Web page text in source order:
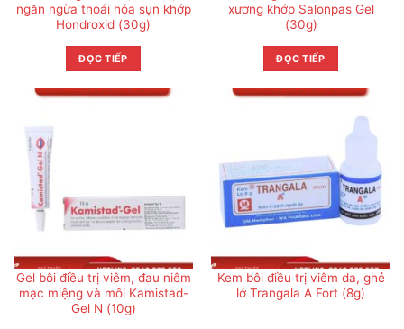
ngăn ngừa thoái hóa sụn khớp
Hondroxid (30g)
ĐỌC TIẾP
xương khớp Salonpas Gel
(30g)
ĐỌC TIẾP
Gel bôi điều trị viêm, đau niêm
mạc miệng và môi Kamistad-
Gel N (10g)
Kem bôi điều trị viêm da, ghẻ
lở Trangala A Fort (8g)